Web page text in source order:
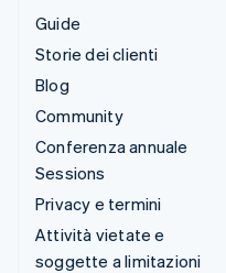
Guide
Storie dei clienti
Blog
Community
Conferenza annuale
Sessions
Privacy e termini
Attività vietate e
soggette a limitazioni